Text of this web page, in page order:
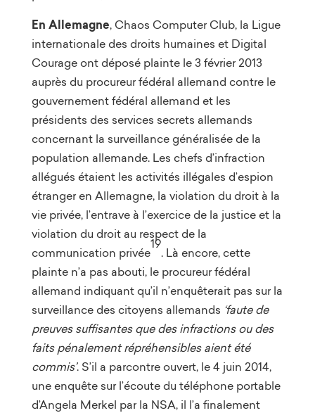
En Allemagne, Chaos Computer Club, la Ligue
internationale des droits humaines et Digital
Courage ont déposé plainte le 3 février 2013
auprès du procureur fédéral allemand contre le
gouvernement fédéral allemand et les
présidents des services secrets allemands
concernant la surveillance généralisée de la
population allemande. Les chefs d’infraction
allégués étaient les activités illégales d’espion
étranger en Allemagne, la violation du droit à la
vie privée, l’entrave à l’exercice de la justice et la
violation du droit au respect de la
communication privée
19
. Là encore, cette
plainte n’a pas abouti, le procureur fédéral
allemand indiquant qu’il n’enquêterait pas sur la
surveillance des citoyens allemands ‘faute de
preuves suffisantes que des infractions ou des
faits pénalement répréhensibles aient été
commis’. S’il a parcontre ouvert, le 4 juin 2014,
une enquête sur l’écoute du téléphone portable
d’Angela Merkel par la NSA, il l’a finalement